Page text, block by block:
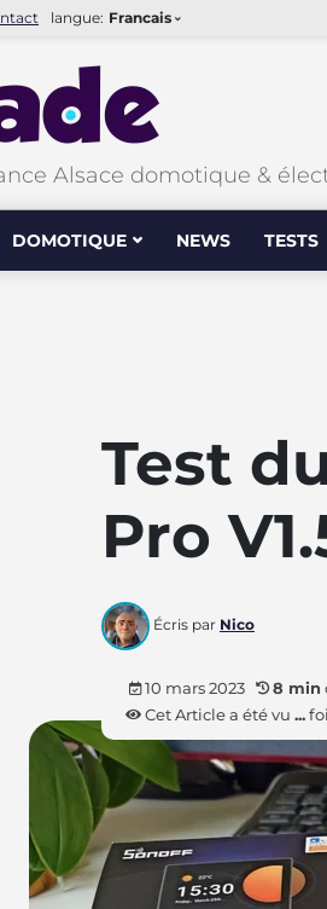
langue: Francais
Alsace domotique &
DOMOTIQUE NEWS TESTS
Test
Pro
Écris par Nico
10 mars 2023 8 min
Cet Article a été vu ...